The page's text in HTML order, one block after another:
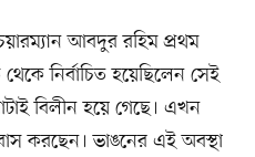
আবদুর রহিম প্রথম
নির্বাচিত হয়েছিলেন সেই
বিলীন হয়ে গেছে। এখন
করছেন। ভাঙনের এই অবস্থা